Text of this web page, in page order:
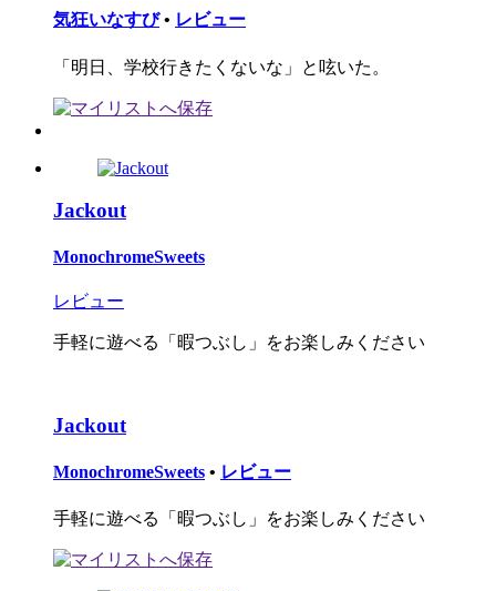
気狂いなすび • レビュー
「明日、学校行きたくないな」と呟いた。
Jackout
MonochromeSweets
レビュー
手軽に遊べる「暇つぶし」をお楽しみください
Jackout
MonochromeSweets • レビュー
手軽に遊べる「暇つぶし」をお楽しみください